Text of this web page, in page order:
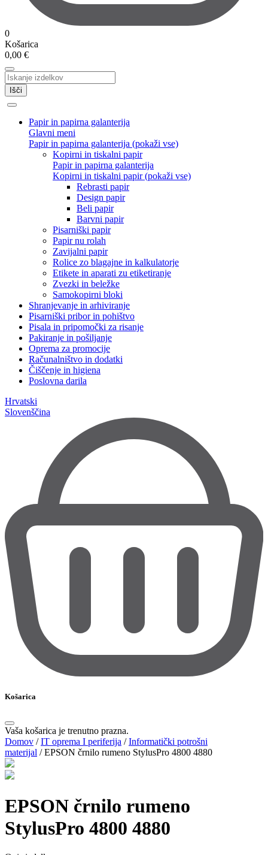
0
Košarica
0,00 €
Išči
Papir in papirna galanterija
Glavni meni
Papir in papirna galanterija (pokaži vse)
Kopirni in tiskalni papir
Papir in papirna galanterija
Kopirni in tiskalni papir (pokaži vse)
Rebrasti papir
Design papir
Beli papir
Barvni papir
Pisarniški papir
Papir nu rolah
Zavijalni papir
Rolice zo blagajne in kalkulatorje
Etikete in aparati zu etiketiranje
Zvezki in beležke
Samokopirni bloki
Shranjevanje in arhiviranje
Pisarniški pribor in pohištvo
Pisala in pripomočki za risanje
Pakiranje in pošiljanje
Oprema za promocije
Računalništvo in dodatki
Čiščenje in higiena
Poslovna darila
Hrvatski
Slovenščina
Košarica
Vaša košarica je trenutno prazna.
Domov /IT oprema I periferija /Informatički potrošni
materijal /EPSON črnilo rumeno StylusPro 4800 4880
EPSON črnilo rumeno
StylusPro 4800 4880